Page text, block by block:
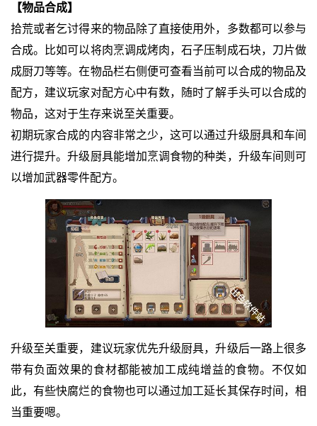
【物品合成】
拾荒或者乞讨得来的物品除了直接使用外，多数都可以参与
合成。比如可以将肉烹调成烤肉，石子压制成石块，刀片做
成厨刀等等。在物品栏右侧便可查看当前可以合成的物品及
配方，建议玩家对配方心中有数，随时了解手头可以合成的
物品，这对于生存来说至关重要。
初期玩家合成的内容非常之少，这可以通过升级厨具和车间
进行提升。升级厨具能增加烹调食物的种类，升级车间则可
以增加武器零件配方。
升级至关重要，建议玩家优先升级厨具，升级后一路上很多
带有负面效果的食材都能被加工成纯增益的食物。不仅如
此，有些快腐烂的食物也可以通过加工延长其保存时间，相
当重要嗯。